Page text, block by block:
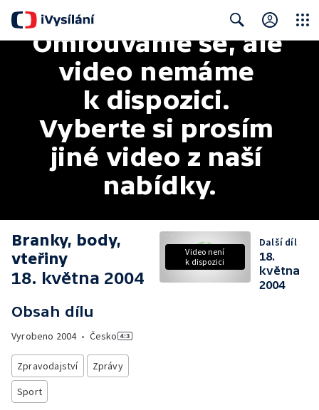
Search
Omlouváme se, ale
video nemáme
k dispozici.
Vyberte si prosím
jiné video z naší
nabídky.
Branky, body,
vteřiny
18. května 2004
Obsah dílu
Vyrobeno 2004• Česko
Zpravodajství
Zprávy
Sport
Video není
k dispozici
Další díl
18.
května
2004